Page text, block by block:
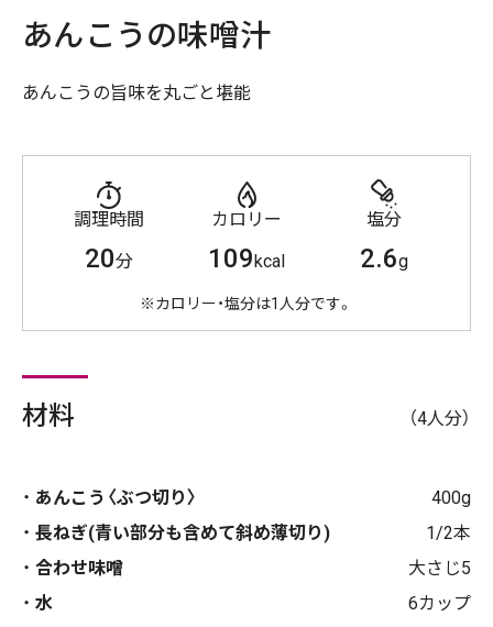
あんこうの味噌汁
あんこうの旨味を丸ごと堪能
調理時間
20分
カロリー
109kcal
塩分
2.6g
※カロリー・塩分は1人分です。
材料 （4人分）
あんこう〈ぶつ切り〉
400g
長ねぎ(青い部分も含めて斜め薄切り)
1/2本
合わせ味噌
大さじ5
水
6カップ